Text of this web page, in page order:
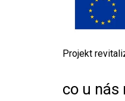
Projekt
co u